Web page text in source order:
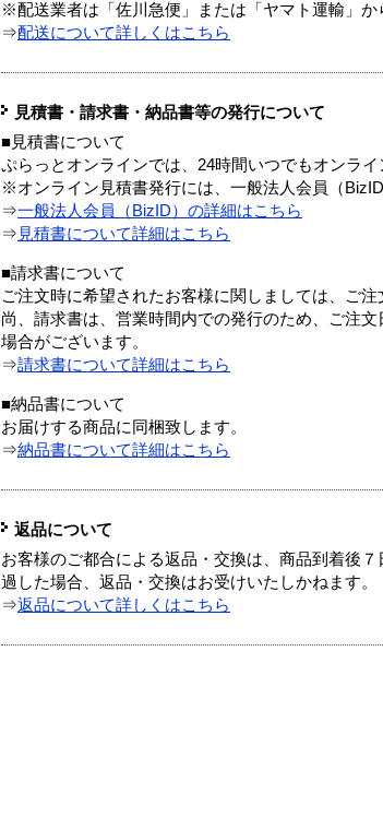
※配送業者は「佐川急便」または「ヤマト運輸」か
⇒配送について詳しくはこちら
見積書・請求書・納品書等の発行について
■見積書について
ぷらっとオンラインでは、24時間いつでもオンラ
※オンライン見積書発行には、一般法人会員（
⇒一般法人会員（BizID）の詳細はこちら
⇒ 見積書について詳細はこちら
■請求書について
ご注文時に希望されたお客様に関しましては、ご注
尚、請求書は、営業時間内での発行のため、ご注
場合がございます。
⇒請求書について詳細はこちら
■納品書について
お届けする商品に同梱致します。
⇒納品書について詳細はこちら
返品について
お客様のご都合による返品・交換は、商品到着後
過した場合、返品・交換はお受けいたしかねます。
⇒返品について詳しくはこちら